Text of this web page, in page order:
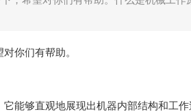
你们有帮助。
能够直观地展现出机器内部结构和工作